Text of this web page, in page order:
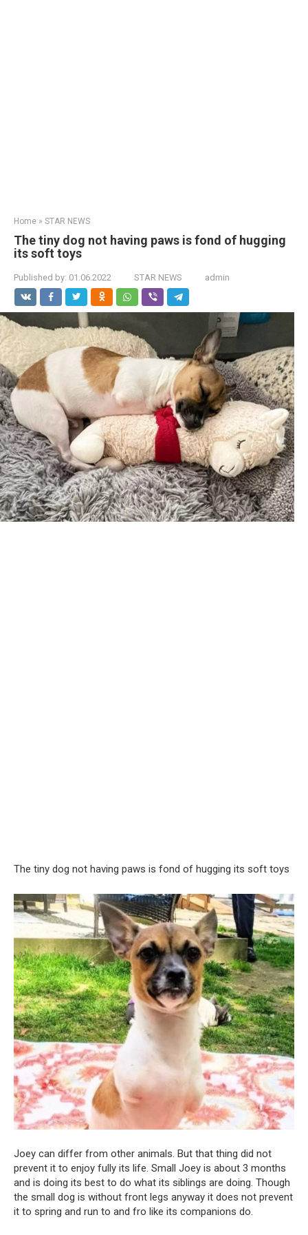
Home » STAR NEWS
The tiny dog not having paws is fond of hugging
its soft toys
Published by: 01.06.2022 STAR NEWS admin
The tiny dog not having paws is fond of hugging its soft toys
Joey can differ from other animals. But that thing did not
prevent it to enjoy fully its life. Small Joey is about 3 months
and is doing its best to do what its siblings are doing. Though
the small dog is without front legs anyway it does not prevent
it to spring and run to and fro like its companions do.